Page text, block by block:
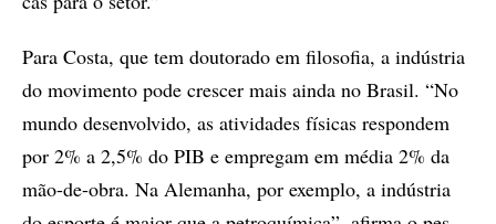
Para Cos­ta, que tem dou­to­ra­do em fi­lo­so­fia, a in­dús­tria
do mo­vi­men­to pode cres­cer mais ain­da no Bra­sil. “No
mun­do de­sen­vol­vi­do, as ati­vi­da­des fí­si­cas res­pon­dem
por 2% a 2,5% do PIB e em­pre­gam em mé­dia 2% da
mão-de-obra. Na Ale­ma­nha, por exem­plo, a in­dús­tria